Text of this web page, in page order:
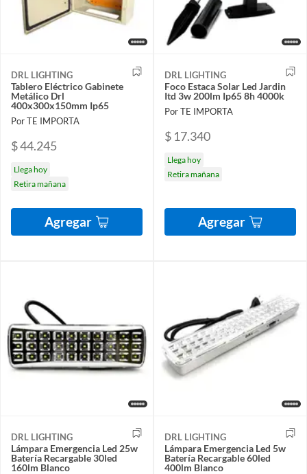
DRL LIGHTING
Tablero Eléctrico Gabinete
Metálico Drl
400x300x150mm Ip65
Por TE IMPORTA
$ 44.245
Llega hoy
Retira mañana
Agregar
DRL LIGHTING
Foco Estaca Solar Led Jardin
Itd 3w 200lm Ip65 8h 4000k
Por TE IMPORTA
$ 17.340
Llega hoy
Retira mañana
Agregar
DRL LIGHTING
Lámpara Emergencia Led 25w
Batería Recargable 30led
160lm Blanco
DRL LIGHTING
Lámpara Emergencia Led 5w
Batería Recargable 60led
400lm Blanco